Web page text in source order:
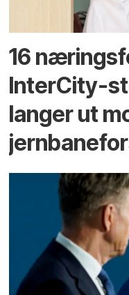
16
InterCity-
langer ut